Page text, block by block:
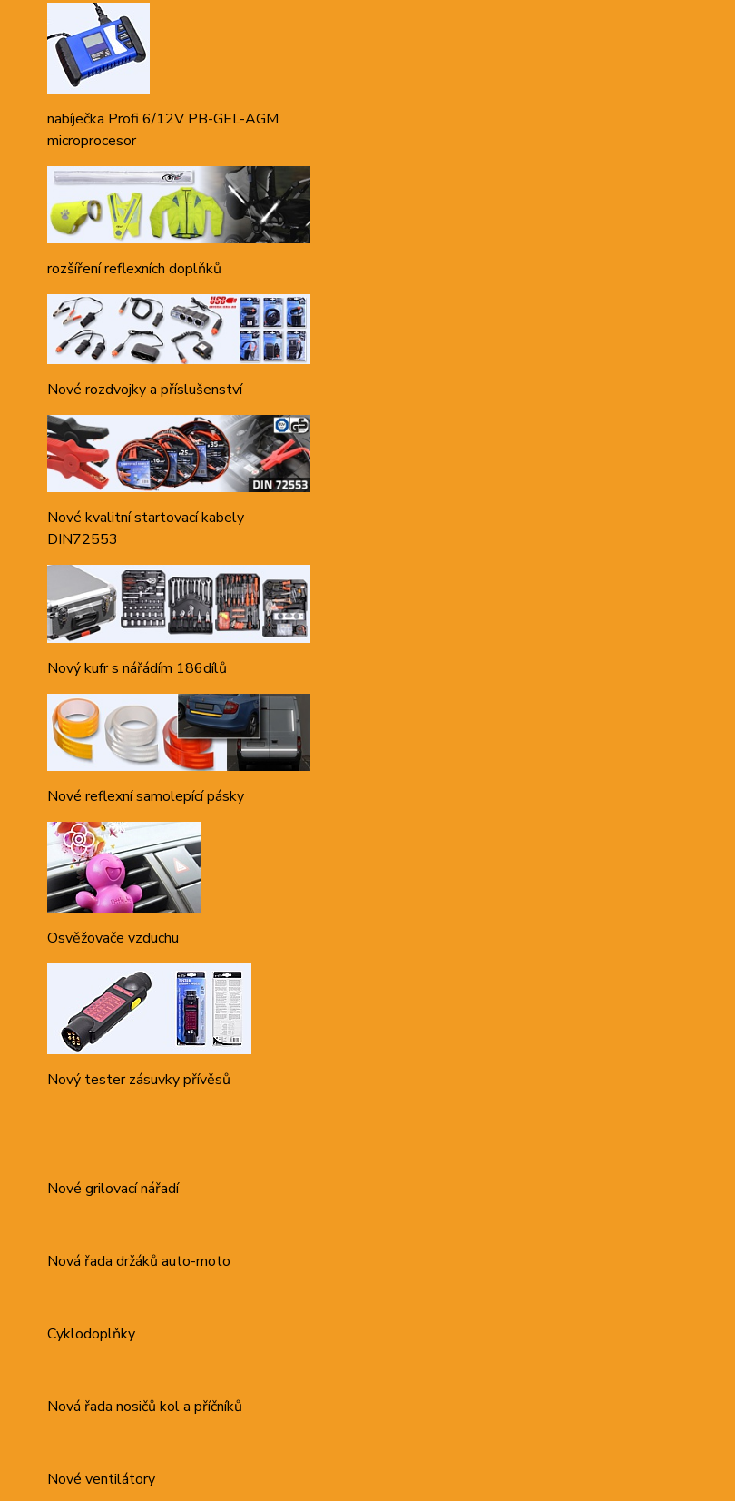
nabíječka Profi 6/12V PB-GEL-AGM
microprocesor
rozšíření reflexních doplňků
Nové rozdvojky a příslušenství
Nové kvalitní startovací kabely
DIN72553
Nový kufr s nářádím 186dílů
Nové reflexní samolepící pásky
Osvěžovače vzduchu
Nový tester zásuvky přívěsů
Nové grilovací nářadí
Nová řada držáků auto-moto
Cyklodoplňky
Nová řada nosičů kol a příčníků
Nové ventilátory